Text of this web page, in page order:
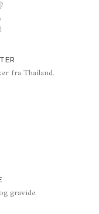
fra Thailand.
gravide.